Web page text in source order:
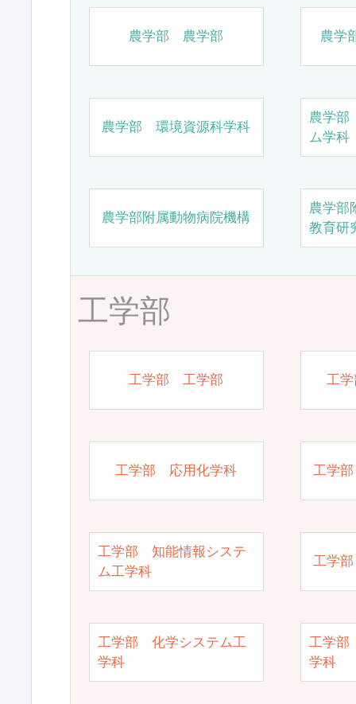
農学部 農学部 農学
農学部 環境資源科学科
農学
ム学科
農学部附属動物病院機構
農学部
教育研
工学部
工学部 工学部 工
工学部 応用化学科 工学
工学部 知能情報システ
ム工学科
工学
工学部 化学システム工
学科
工学部
学科